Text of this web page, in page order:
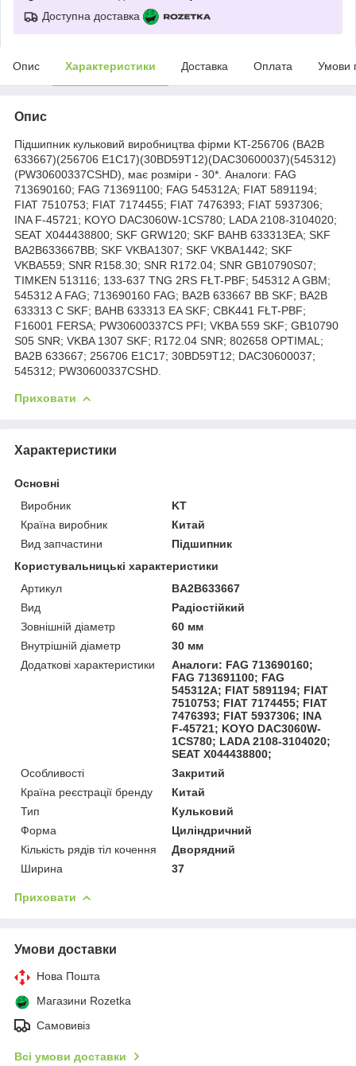
Доступна доставка
Опис Характеристики Доставка Оплата Умови
Опис
Підшипник кульковий виробництва фірми KT-256706 (BA2B
633667)(256706 E1C17)(30BD59T12)(DAC30600037)(545312)
(PW30600337CSHD), має розміри - 30*. Аналоги: FAG
713690160; FAG 713691100; FAG 545312A; FIAT 5891194;
FIAT 7510753; FIAT 7174455; FIAT 7476393; FIAT 5937306;
INA F-45721; KOYO DAC3060W-1CS780; LADA 2108-3104020;
SEAT X044438800; SKF GRW120; SKF BAHB 633313EA; SKF
BA2B633667BB; SKF VKBA1307; SKF VKBA1442; SKF
VKBA559; SNR R158.30; SNR R172.04; SNR GB10790S07;
TIMKEN 513116; 133-637 TNG 2RS FŁT-PBF; 545312 A GBM;
545312 A FAG; 713690160 FAG; BA2B 633667 BB SKF; BA2B
633313 C SKF; BAHB 633313 EA SKF; CBK441 FŁT-PBF;
F16001 FERSA; PW30600337CS PFI; VKBA 559 SKF; GB10790
S05 SNR; VKBA 1307 SKF; R172.04 SNR; 802658 OPTIMAL;
BA2B 633667; 256706 E1C17; 30BD59T12; DAC30600037;
545312; PW30600337CSHD.
Приховати
Характеристики
Основні
Виробник
KT
Країна виробник
Китай
Вид запчастини
Підшипник
Користувальницькі характеристики
Артикул
BA2B633667
Вид
Радіостійкий
Зовнішній діаметр
60 мм
Внутрішній діаметр
30 мм
Додаткові характеристики
Аналоги: FAG 713690160;
FAG 713691100; FAG
545312A; FIAT 5891194; FIAT
7510753; FIAT 7174455; FIAT
7476393; FIAT 5937306; INA
F-45721; KOYO DAC3060W-
1CS780; LADA 2108-3104020;
SEAT X044438800;
Особливості
Закритий
Країна реєстрації бренду
Китай
Тип
Кульковий
Форма
Циліндричний
Кількість рядів тіл кочення
Дворядний
Ширина
37
Приховати
Умови доставки
Нова Пошта
Магазини Rozetka
Самовивіз
Всі умови доставки